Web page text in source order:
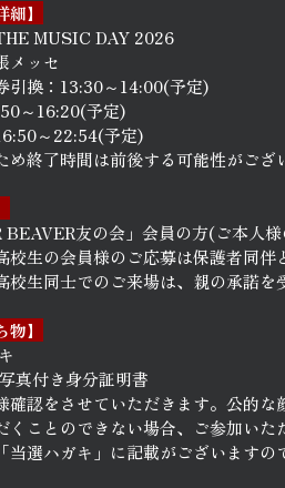
細】
MUSIC DAY 2026
メッセ
引換：13:30～14:00(予定)
～16:20(予定)
～22:54(予定)
終了時間は前後する可能性がござ
BEAVER友の会」会員の方(ご本人
生の会員様のご応募は保護者同伴
生同士でのご来場は、親の承諾を
物】
真付き身分証明書
確認をさせていただきます。公的な
くことのできない場合、ご参加いた
選ハガキ」に記載がございますの